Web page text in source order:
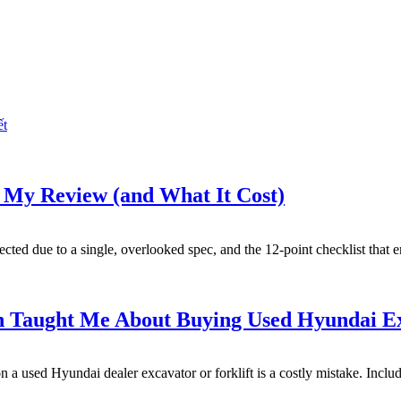
Review (and What It Cost)
due to a single, overlooked spec, and the 12-point checklist that
Me About Buying Used Hyundai
a used Hyundai dealer excavator or forklift is a costly mistake.